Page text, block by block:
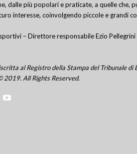
dalle più popolari e praticate, a quelle che,
interesse, coinvolgendo piccole e grandi
– Direttore responsabile Ezio Pellegrini
al Registro della Stampa del Tribunale
All Rights Reserved.